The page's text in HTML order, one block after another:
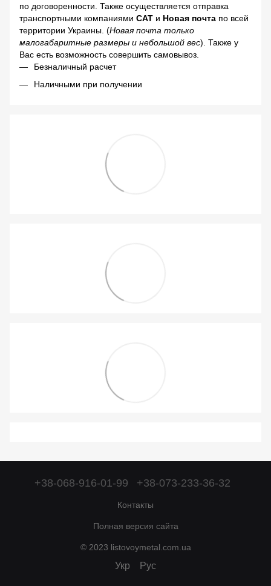
по договоренности. Также осуществляется отправка
транспортными компаниями САТ и Новая почта по всей
территории Украины. (Новая почта только
малогабаритные размеры и небольшой вес). Также у
Вас есть возможность совершить самовывоз.
Безналичный расчет
Наличными при получении
+38-068-916-01-99 +38-073-233-36-32
Контакты
Полная версия сайта
© 2023 listovoymetal.com.ua
Укр Рус